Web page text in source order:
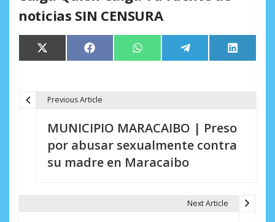
noticias SIN CENSURA
Compartir
en
X
(Twitter)
Compartir
en
Facebook Compartir
en
WhatsApp Compartir
en
Telegram
en
LinkedIn
Previous Article
MUNICIPIO MARACAIBO | Preso
por abusar sexualmente contra
su madre en Maracaibo
Next Article